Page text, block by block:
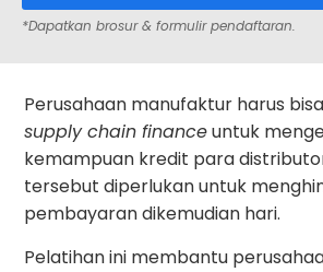
*Dapatkan brosur & formulir pendaftaran.
Perusahaan manufaktur harus
supply chain financeuntuk
kemampuan kredit para
tersebut diperlukan untuk
pembayaran dikemudian hari.
Pelatihan ini membantu